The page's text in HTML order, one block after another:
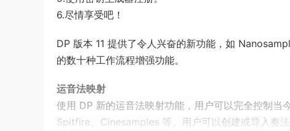
6.尽情享受吧！
DP 版本 11 提供了令人兴奋的新功能，如
的数十种工作流程增强功能。
运音法映射
使用 DP 新的运音法映射功能，用户可以完全控制当
Spitfire、Cinesamples 等。用户可以创建或导入奏